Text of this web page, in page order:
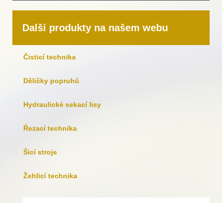
Další produkty na našem webu
Čisticí technika
Děličky popruhů
Hydraulické sekací lisy
Řezací technika
Šicí stroje
Žehlicí technika